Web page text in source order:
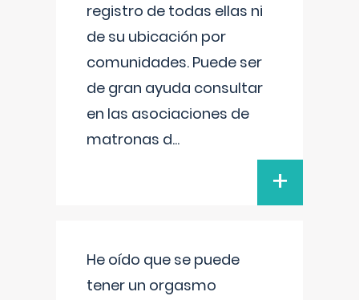
registro de todas ellas ni
de su ubicación por
comunidades. Puede ser
de gran ayuda consultar
en las asociaciones de
matronas d...
+
He oído que se puede
tener un orgasmo